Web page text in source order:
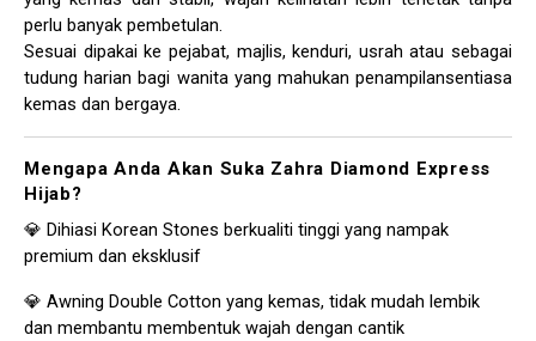
perlu banyak pembetulan.
Sesuai dipakai ke pejabat, majlis, kenduri, usrah atau sebagai
tudung harian bagi wanita yang mahukan penampilansentiasa
kemas dan bergaya.
Mengapa Anda Akan Suka Zahra Diamond Express
Hijab?
💎 Dihiasi Korean Stones berkualiti tinggi yang nampak
premium dan eksklusif
💎 Awning Double Cotton yang kemas, tidak mudah lembik
dan membantu membentuk wajah dengan cantik